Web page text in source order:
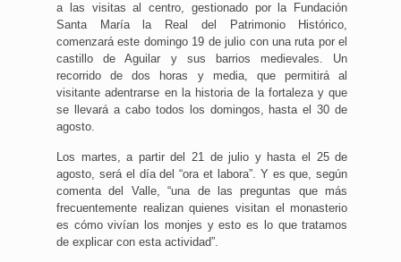
a las visitas al centro, gestionado por la Fundación
Santa María la Real del Patrimonio Histórico,
comenzará este domingo 19 de julio con una ruta por el
castillo de Aguilar y sus barrios medievales. Un
recorrido de dos horas y media, que permitirá al
visitante adentrarse en la historia de la fortaleza y que
se llevará a cabo todos los domingos, hasta el 30 de
agosto.
Los martes, a partir del 21 de julio y hasta el 25 de
agosto, será el día del “ora et labora”. Y es que, según
comenta del Valle, “una de las preguntas que más
frecuentemente realizan quienes visitan el monasterio
es cómo vivían los monjes y esto es lo que tratamos
de explicar con esta actividad”.